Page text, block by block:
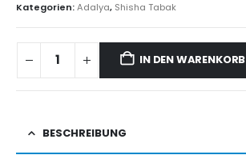
Kategorien:Adalya, Shisha Tabak
IN DEN WARENKORB
BESCHREIBUNG